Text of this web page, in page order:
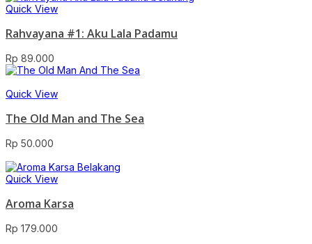
Quick View
Rahvayana #1: Aku Lala Padamu
Rp 89.000
Quick View
The Old Man and The Sea
Rp 50.000
Quick View
Aroma Karsa
Rp 179.000